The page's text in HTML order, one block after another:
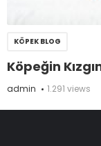
KÖPEK BLOG
Köpeğin
admin 1.291 views